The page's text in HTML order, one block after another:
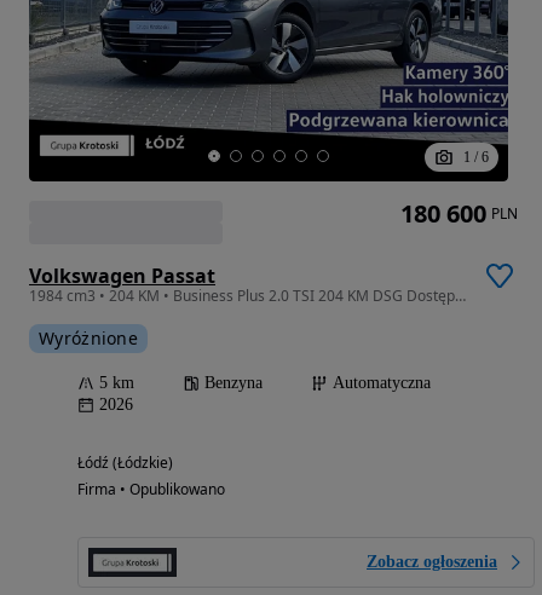
1 / 6
Volkswagen Passat
1984 cm3 • 204 KM • Business Plus 2.0 TSI 204 KM DSG Dostępny Od Ręki!
Wyróżnione
5 km Benzyna
Automatyczna
2026
Łódź (Łódzkie)
Firma • Opublikowano
Zobacz ogłoszenia
180 600 PLN